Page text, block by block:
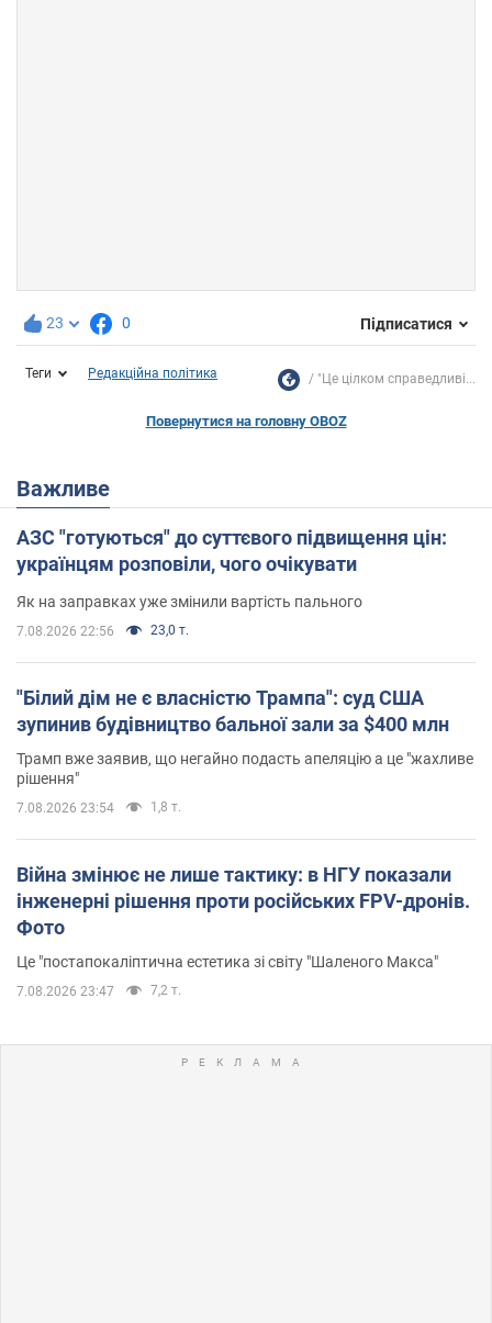
23 0 Підписатися
Теги Редакційна політика "Це цілком справедливі...
Повернутися на головну OBOZ
Важливе
АЗС "готуються" до суттєвого підвищення цін:
українцям розповіли, чого очікувати
Як на заправках уже змінили вартість пального
7.08.2026 22:56 23,0 т.
"Білий дім не є власністю Трампа": суд США
зупинив будівництво бальної зали за $400 млн
Трамп вже заявив, що негайно подасть апеляцію а це "жахливе
рішення"
7.08.2026 23:54 1,8 т.
Війна змінює не лише тактику: в НГУ показали
інженерні рішення проти російських FPV-дронів.
Фото
Це "постапокаліптична естетика зі світу "Шаленого Макса"
7.08.2026 23:47 7,2 т.